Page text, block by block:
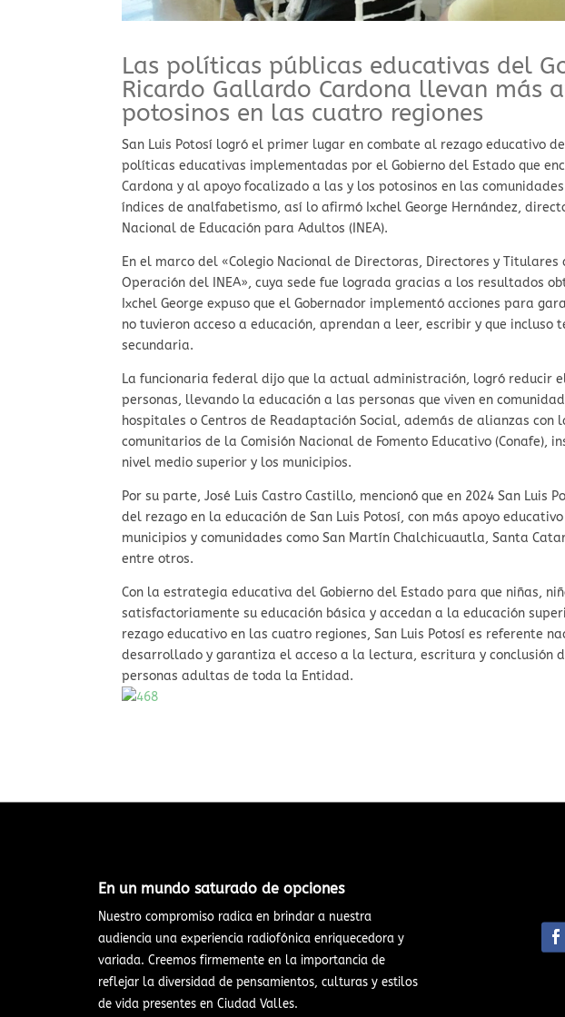
Las políticas públicas educativas del
Ricardo Gallardo Cardona llevan más
potosinos en las cuatro regiones
San Luis Potosí logró el primer lugar en combate al rezago educativo
políticas educativas implementadas por el Gobierno del Estado que
Cardona y al apoyo focalizado a las y los potosinos en las
índices de analfabetismo, así lo afirmó Ixchel George Hernández,
Nacional de Educación para Adultos (INEA).
En el marco del «Colegio Nacional de Directoras, Directores y Titulares
Operación del INEA», cuya sede fue lograda gracias a los resultados
Ixchel George expuso que el Gobernador implementó acciones para
no tuvieron acceso a educación, aprendan a leer, escribir y que incluso
secundaria.
La funcionaria federal dijo que la actual administración, logró reducir
personas, llevando la educación a las personas que viven en
hospitales o Centros de Readaptación Social, además de alianzas con
comunitarios de la Comisión Nacional de Fomento Educativo (Conafe),
nivel medio superior y los municipios.
Por su parte, José Luis Castro Castillo, mencionó que en 2024 San Luis
del rezago en la educación de San Luis Potosí, con más apoyo
municipios y comunidades como San Martín Chalchicuautla, Santa
entre otros.
Con la estrategia educativa del Gobierno del Estado para que niñas,
satisfactoriamente su educación básica y accedan a la educación
rezago educativo en las cuatro regiones, San Luis Potosí es referente
desarrollado y garantiza el acceso a la lectura, escritura y conclusión
personas adultas de toda la Entidad.
En un mundo saturado de opciones​
Nuestro compromiso radica en brindar a nuestra
audiencia una experiencia radiofónica enriquecedora y
variada. Creemos firmemente en la importancia de
reflejar la diversidad de pensamientos, culturas y estilos
de vida presentes en Ciudad Valles.